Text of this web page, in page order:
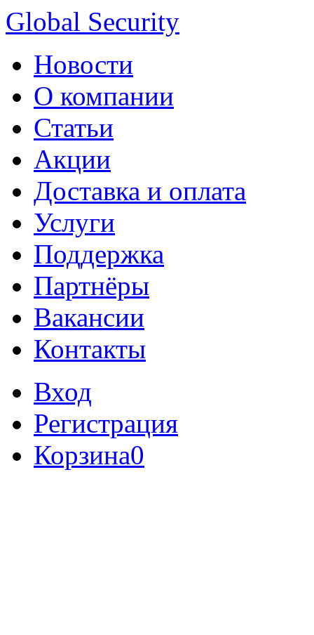
Global Security
Новости
О компании
Статьи
Акции
Доставка и оплата
Услуги
Поддержка
Партнёры
Вакансии
Контакты
Вход
Регистрация
Корзина0